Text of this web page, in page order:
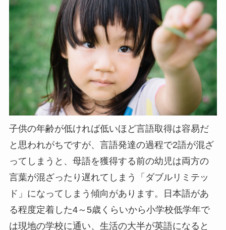
子供の年齢が低ければ低いほど言語取得は容易だ
と思われがちですが、言語発達の過程で2語が混ざ
ってしまうと、母語を獲得する前の幼児は両方の
言葉が混ざったり遅れてしまう「ダブルリミテッ
ド」になってしまう傾向があります。日本語があ
る程度定着した4～5歳くらいから小学校低学年で
は現地の学校に通い、生活の大半が英語になると